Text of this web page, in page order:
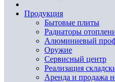
Продукция
Бытовые плиты
Радиаторы
Алюминиевый
Оружие
Сервисный центр
Реализация
Аренда и продажа